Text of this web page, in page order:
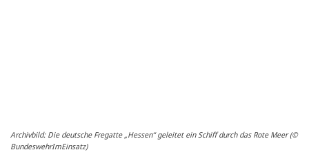
Archivbild: Die deutsche Fregatte „Hessen“ geleitet ein Schiff durch das Rote Meer (©
BundeswehrImEinsatz)